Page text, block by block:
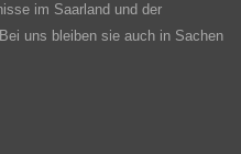
im Saarland und der
uns bleiben sie auch in Sachen